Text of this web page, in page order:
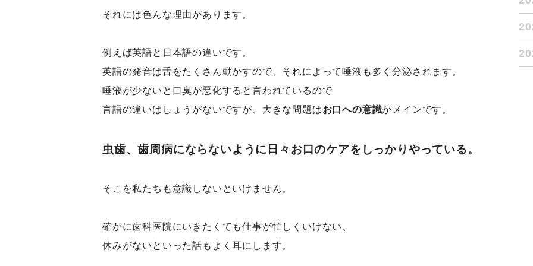
それには色んな理由があります。
例えば英語と日本語の違いです。
英語の発音は舌をたくさん動かすので、それによって唾液も多く分泌されます。
唾液が少ないと口臭が悪化すると言われているので
言語の違いはしょうがないですが、大きな問題はお口への意識がメインです。
虫歯、歯周病にならないように日々お口のケアをしっかりやっている。
そこを私たちも意識しないといけません。
確かに歯科医院にいきたくても仕事が忙しくいけない、
休みがないといった話もよく耳にします。